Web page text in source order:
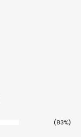
(83%)